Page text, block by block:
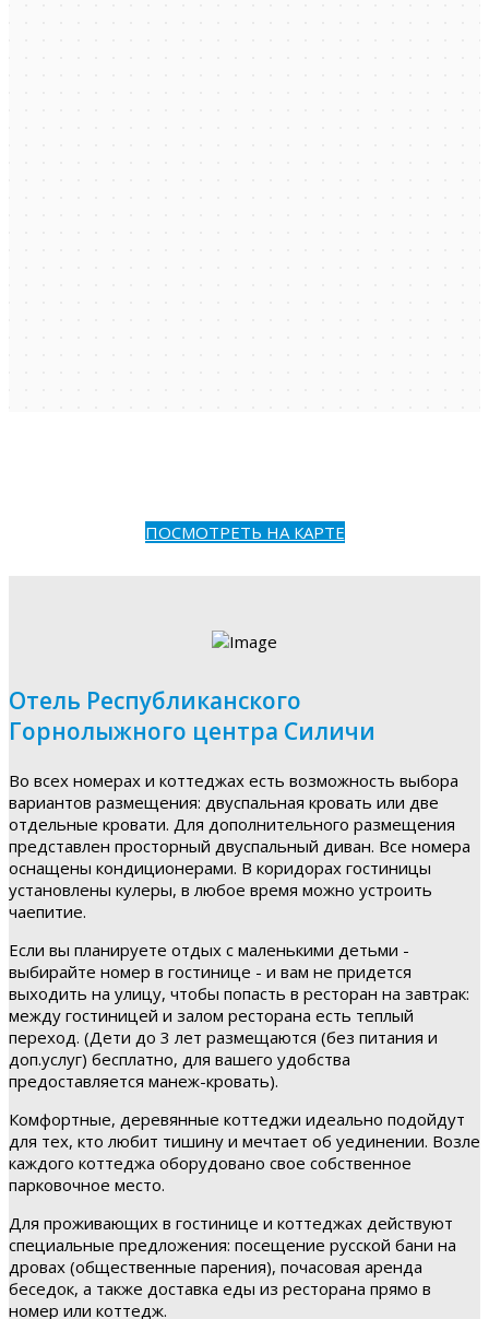
ПОСМОТРЕТЬ НА КАРТЕ
Отель Республиканского
Горнолыжного центра Силичи
Во всех номерах и коттеджах есть возможность выбора
вариантов размещения: двуспальная кровать или две
отдельные кровати. Для дополнительного размещения
представлен просторный двуспальный диван. Все номера
оснащены кондиционерами. В коридорах гостиницы
установлены кулеры, в любое время можно устроить
чаепитие.
Если вы планируете отдых с маленькими детьми -
выбирайте номер в гостинице - и вам не придется
выходить на улицу, чтобы попасть в ресторан на завтрак:
между гостиницей и залом ресторана есть теплый
переход. (Дети до 3 лет размещаются (без питания и
доп.услуг) бесплатно, для вашего удобства
предоставляется манеж-кровать).
Комфортные, деревянные коттеджи идеально подойдут
для тех, кто любит тишину и мечтает об уединении. Возле
каждого коттеджа оборудовано свое собственное
парковочное место.
Для проживающих в гостинице и коттеджах действуют
специальные предложения: посещение русской бани на
дровах (общественные парения), почасовая аренда
беседок, а также доставка еды из ресторана прямо в
номер или коттедж.